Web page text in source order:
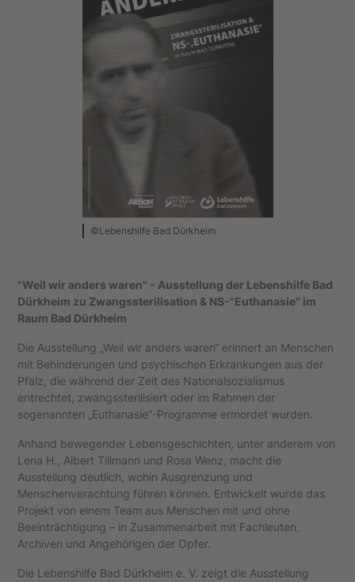
©Lebenshilfe Bad Dürkheim
"Weil wir anders waren" - Ausstellung der Lebenshilfe Bad
Dürkheim zu Zwangssterilisation & NS-"Euthanasie" im
Raum Bad Dürkheim
Die Ausstellung „Weil wir anders waren“ erinnert an Menschen
mit Behinderungen und psychischen Erkrankungen aus der
Pfalz, die während der Zeit des Nationalsozialismus
entrechtet, zwangssterilisiert oder im Rahmen der
sogenannten „Euthanasie“-Programme ermordet wurden.
Anhand bewegender Lebensgeschichten, unter anderem von
Lena H., Albert Tillmann und Rosa Wenz, macht die
Ausstellung deutlich, wohin Ausgrenzung und
Menschenverachtung führen können. Entwickelt wurde das
Projekt von einem Team aus Menschen mit und ohne
Beeinträchtigung – in Zusammenarbeit mit Fachleuten,
Archiven und Angehörigen der Opfer.
Die Lebenshilfe Bad Dürkheim e. V. zeigt die Ausstellung